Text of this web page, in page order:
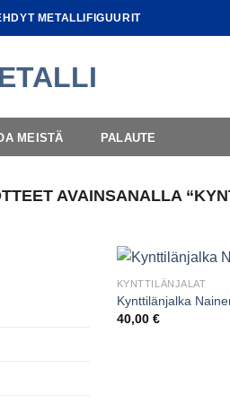
METALLIFIGUURIT
MEISTÄ PALAUTE
AVAINSANALLA
KYNTTILÄNJALAT
Kynttilänjalka
40,00 €